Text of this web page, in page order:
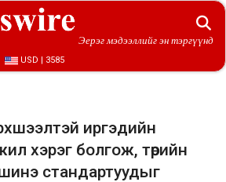
Эерэг мэдээллийг эн тэргүүнд
USD | 3585
иргэдийн
хэрэг болгож, төрийн
стандартуудыг